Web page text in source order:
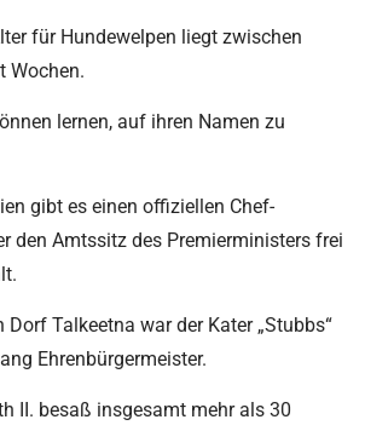
für Hundewelpen liegt zwischen
Wochen.
lernen, auf ihren Namen zu
gibt es einen offiziellen Chef-
den Amtssitz des Premierministers frei
Dorf Talkeetna war der Kater „Stubbs“
Ehrenbürgermeister.
II. besaß insgesamt mehr als 30